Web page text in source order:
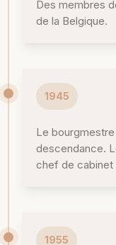
Des membres
de la Belgique.
1945
Le
descendance.
chef de cabinet
1955